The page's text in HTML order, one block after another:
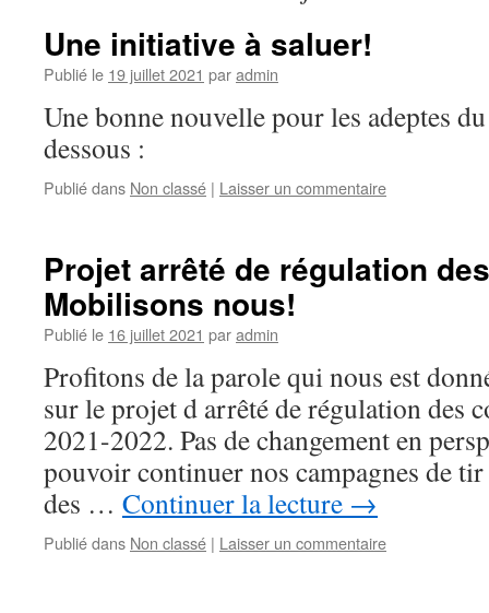
Une initiative à saluer!
Publié le 19 juillet 2021 paradmin
Une bonne nouvelle pour les adeptes
dessous :
Publié dans Non classé | Laisser un commentaire
Projet arrêté de régulation
Mobilisons nous!
Publié le 16 juillet 2021 paradmin
Profitons de la parole qui nous est
sur le projet d arrêté de régulation des
2021-2022. Pas de changement en
pouvoir continuer nos campagnes de
des … Continuer la lecture →
Publié dans Non classé | Laisser un commentaire